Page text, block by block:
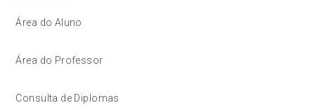
Área do Aluno
Área do Professor
Consulta de Diplomas